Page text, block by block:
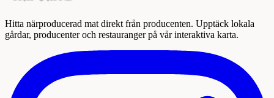
Hitta närproducerad mat direkt från producenten. Upptäck lokala
gårdar, producenter och restauranger på vår interaktiva karta.